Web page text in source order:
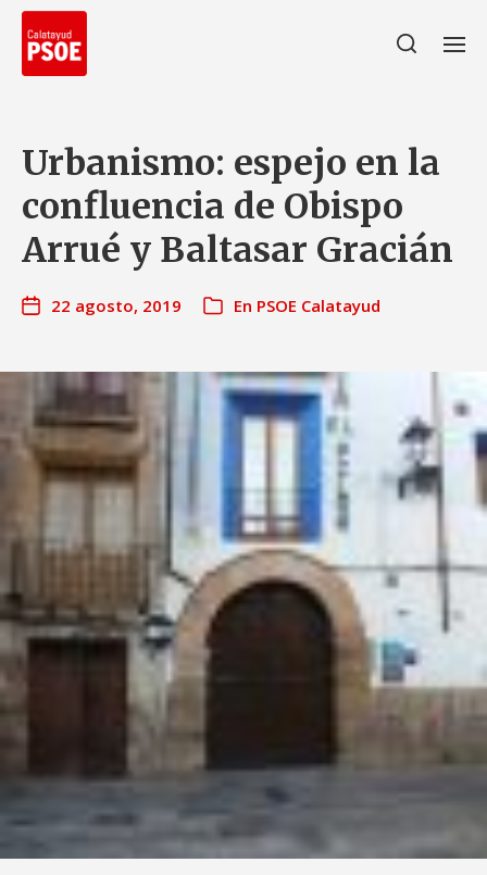
Urbanismo: espejo en la
confluencia de Obispo
Arrué y Baltasar Gracián
22 agosto, 2019 En PSOE Calatayud